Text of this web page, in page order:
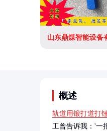
山东鼎煤智能设备
概述
轨道用锻打道打
工曾告诉我：'一